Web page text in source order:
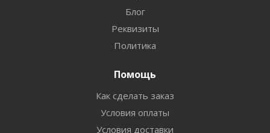
Блог
Реквизиты
Политика
Помощь
Как сделать заказ
Условия оплаты
Условия доставки